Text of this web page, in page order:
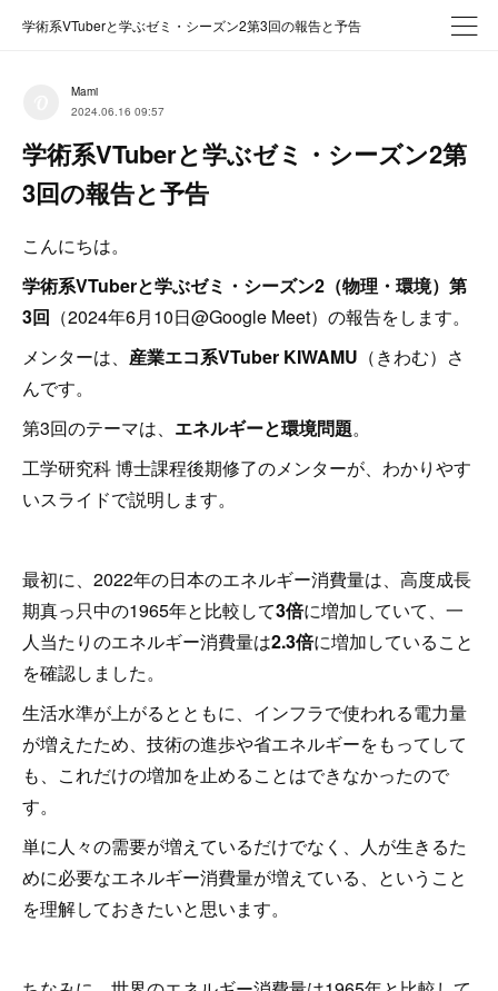
学術系VTuberと学ぶゼミ・シーズン2第3回の報告と予告
Mami
2024.06.16 09:57
学術系VTuberと学ぶゼミ・シーズン2第
3回の報告と予告
こんにちは。
学術系VTuberと学ぶゼミ・シーズン2（物理・環境）第
3回 （2024年6月10日@Google Meet）の報告をします。
メンターは、 産業エコ系VTuber KIWAMU （きわむ）さ
んです。
第3回のテーマは、 エネルギーと環境問題。
工学研究科 博士課程後期修了のメンターが、わかりやす
いスライドで説明します。
最初に、2022年の日本のエネルギー消費量は、高度成長
期真っ只中の1965年と比較して3倍に増加していて、一
人当たりのエネルギー消費量は2.3倍に増加していること
を確認しました。
生活水準が上がるとともに、インフラで使われる電力量
が増えたため、技術の進歩や省エネルギーをもってして
も、これだけの増加を止めることはできなかったので
す。
単に人々の需要が増えているだけでなく、人が生きるた
めに必要なエネルギー消費量が増えている、ということ
を理解しておきたいと思います。